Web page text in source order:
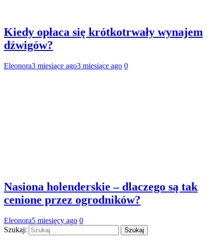
Kiedy opłaca się krótkotrwały wynajem
dźwigów?
Eleonora3 miesiące ago3 miesiące ago 0
Nasiona holenderskie – dlaczego są tak
cenione przez ogrodników?
Eleonora5 miesięcy ago 0
Szukaj: